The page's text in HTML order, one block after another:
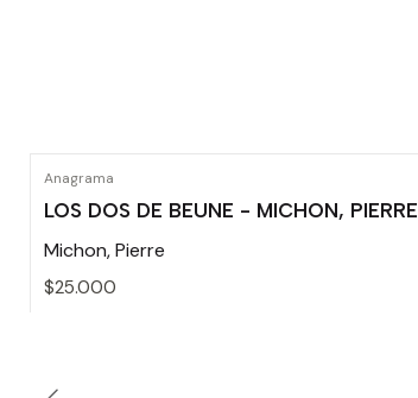
Anagrama
LOS DOS DE BEUNE - MICHON, PIERRE
Michon, Pierre
$25.000